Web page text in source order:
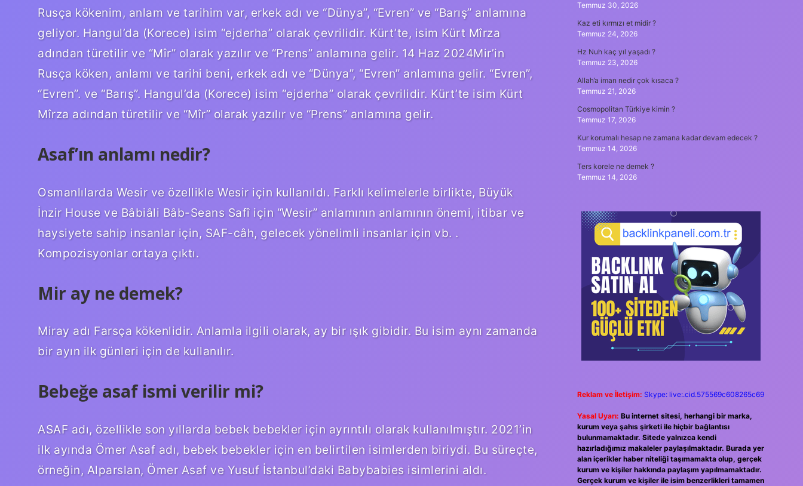
Rusça kökenim, anlam ve tarihim var, erkek adı ve “Dünya”, “Evren” ve “Barış” anlamına
geliyor. Hangul’da (Korece) isim “ejderha” olarak çevrilidir. Kürt’te, isim Kürt Mîrza
adından türetilir ve “Mîr” olarak yazılır ve “Prens” anlamına gelir. 14 Haz 2024Mir’in
Rusça köken, anlamı ve tarihi beni, erkek adı ve “Dünya”, “Evren” anlamına gelir. “Evren”,
“Evren”. ve “Barış”. Hangul’da (Korece) isim “ejderha” olarak çevrilidir. Kürt’te isim Kürt
Mîrza adından türetilir ve “Mîr” olarak yazılır ve “Prens” anlamına gelir.
Asaf’ın anlamı nedir?
Osmanlılarda Wesir ve özellikle Wesir için kullanıldı. Farklı kelimelerle birlikte, Büyük
İnzir House ve Bâbiâli Bâb-Seans Safî için “Wesir” anlamının anlamının önemi, itibar ve
haysiyete sahip insanlar için, SAF-câh, gelecek yönelimli insanlar için vb. .
Kompozisyonlar ortaya çıktı.
Mir ay ne demek?
Miray adı Farsça kökenlidir. Anlamla ilgili olarak, ay bir ışık gibidir. Bu isim aynı zamanda
bir ayın ilk günleri için de kullanılır.
Bebeğe asaf ismi verilir mi?
ASAF adı, özellikle son yıllarda bebek bebekler için ayrıntılı olarak kullanılmıştır. 2021’in
ilk ayında Ömer Asaf adı, bebek bebekler için en belirtilen isimlerden biriydi. Bu süreçte,
örneğin, Alparslan, Ömer Asaf ve Yusuf İstanbul’daki Babybabies isimlerini aldı.
Temmuz 30, 2026
Kaz eti kırmızı et midir ?
Temmuz 24, 2026
Hz Nuh kaç yıl yaşadı ?
Temmuz 23, 2026
Allah’a iman nedir çok kısaca ?
Temmuz 21, 2026
Cosmopolitan Türkiye kimin ?
Temmuz 17, 2026
Kur korumalı hesap ne zamana kadar devam edecek ?
Temmuz 14, 2026
Ters korele ne demek ?
Temmuz 14, 2026
Reklam ve İletişim: Skype: live:.cid.575569c608265c69
Yasal Uyarı: Bu internet sitesi, herhangi bir marka,
kurum veya şahıs şirketi ile hiçbir bağlantısı
bulunmamaktadır. Sitede yalnızca kendi
hazırladığımız makaleler paylaşılmaktadır. Burada yer
alan içerikler haber niteliği taşımamakta olup, gerçek
kurum ve kişiler hakkında paylaşım yapılmamaktadır.
Gerçek kurum ve kişiler ile isim benzerlikleri tamamen